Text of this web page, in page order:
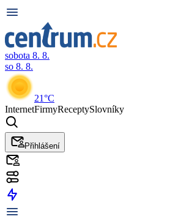
sobota 8. 8.
so 8. 8.
21°C
InternetFirmyReceptySlovníky
Přihlášení